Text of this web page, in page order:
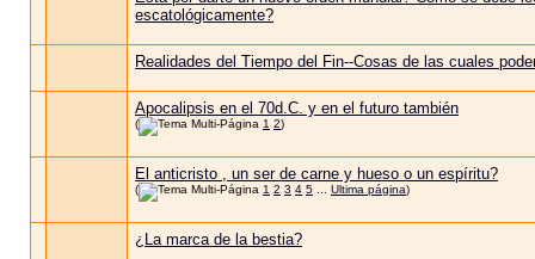
escatológicamente?
Realidades del Tiempo del Fin--Cosas de las cuales
Apocalipsis en el 70d.C. y en el futuro también
( 1 2)
El anticristo , un ser de carne y hueso o un espíritu?
( 1 2 3 4 5 Ultima página)
¿La marca de la bestia?